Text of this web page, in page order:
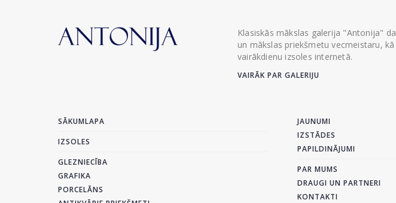
Klasiskās mākslas galerija "Antonija"
un mākslas priekšmetu vecmeistaru,
vairākdienu izsoles internetā.
VAIRĀK PAR GALERIJU
SĀKUMLAPA
IZSOLES
GLEZNIECĪBA
GRAFIKA
PORCELĀNS
JAUNUMI
IZSTĀDES
PAPILDINĀJUMI
PAR MUMS
DRAUGI UN PARTNERI
KONTAKTI